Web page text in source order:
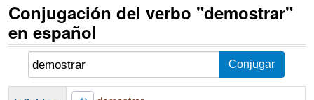
Conjugación del verbo "demostrar"
en español